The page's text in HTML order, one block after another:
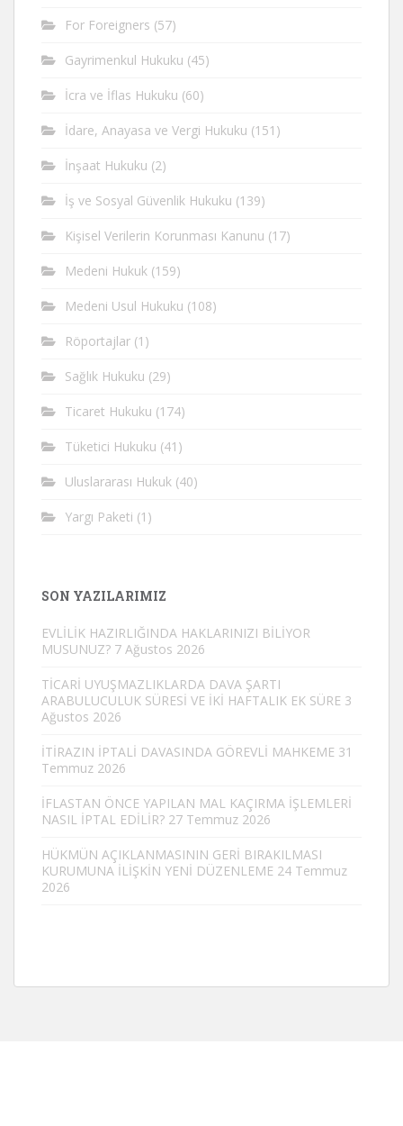
For Foreigners (57)
Gayrimenkul Hukuku (45)
İcra ve İflas Hukuku (60)
İdare, Anayasa ve Vergi Hukuku (151)
İnşaat Hukuku (2)
İş ve Sosyal Güvenlik Hukuku (139)
Kişisel Verilerin Korunması Kanunu (17)
Medeni Hukuk (159)
Medeni Usul Hukuku (108)
Röportajlar (1)
Sağlık Hukuku (29)
Ticaret Hukuku (174)
Tüketici Hukuku (41)
Uluslararası Hukuk (40)
Yargı Paketi (1)
SON YAZILARIMIZ
EVLİLİK HAZIRLIĞINDA HAKLARINIZI BİLİYOR
MUSUNUZ? 7 Ağustos 2026
TİCARİ UYUŞMAZLIKLARDA DAVA ŞARTI
ARABULUCULUK SÜRESİ VE İKİ HAFTALIK EK SÜRE 3
Ağustos 2026
İTİRAZIN İPTALİ DAVASINDA GÖREVLİ MAHKEME 31
Temmuz 2026
İFLASTAN ÖNCE YAPILAN MAL KAÇIRMA İŞLEMLERİ
NASIL İPTAL EDİLİR? 27 Temmuz 2026
HÜKMÜN AÇIKLANMASININ GERİ BIRAKILMASI
KURUMUNA İLİŞKİN YENİ DÜZENLEME 24 Temmuz
2026